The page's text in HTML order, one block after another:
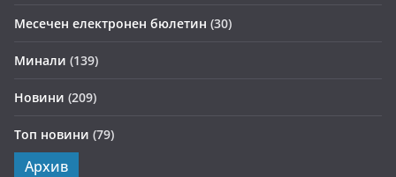
Месечен електронен бюлетин (30)
Минали (139)
Новини (209)
Топ новини (79)
Архив